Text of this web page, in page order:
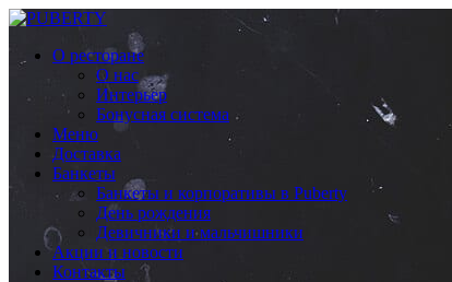
О ресторане
О нас
Интерьер
Бонусная система
Меню
Доставка
Банкеты
Банкеты и корпоративы в Puberty
День рождения
Девичники и мальчишники
Акции и новости
Контакты